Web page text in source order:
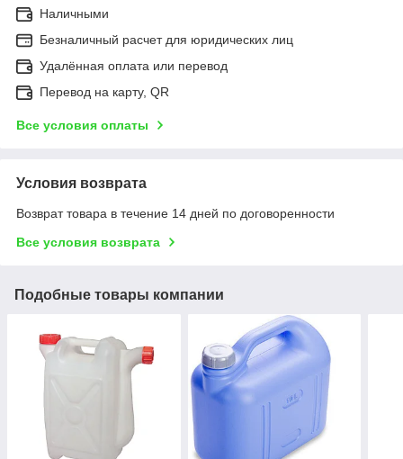
Наличными
Безналичный расчет для юридических лиц
Удалённая оплата или перевод
Перевод на карту, QR
Все условия оплаты
Условия возврата
Возврат товара в течение 14 дней по договоренности
Все условия возврата
Подобные товары компании